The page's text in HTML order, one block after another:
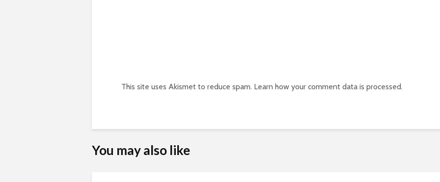
This site uses Akismet to reduce spam. Learn how your comment data is processed.
You may also like